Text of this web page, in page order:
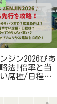
ジン2026ぴあ
法!倍率と当
席種/日程は?